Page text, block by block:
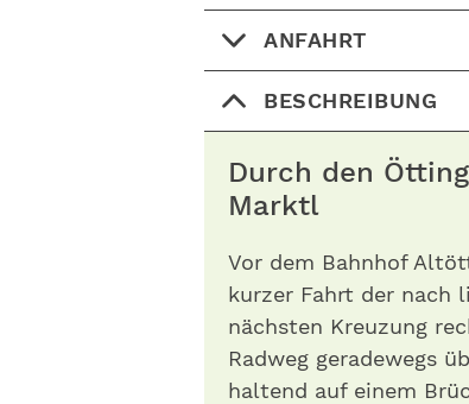
ANFAHRT
BESCHREIBUNG
Durch den
Marktl
Vor dem Bahnhof
kurzer Fahrt der nach
nächsten Kreuzung
Radweg geradewegs
haltend auf einem